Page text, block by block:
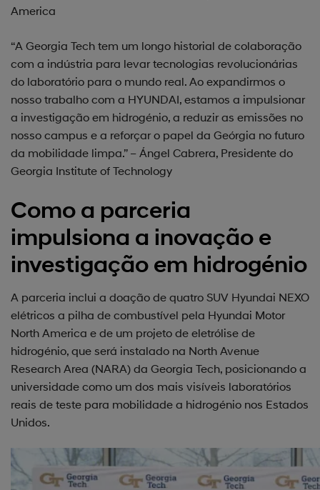
America
“A Georgia Tech tem um longo historial de colaboração
com a indústria para levar tecnologias revolucionárias
do laboratório para o mundo real. Ao expandirmos o
nosso trabalho com a HYUNDAI, estamos a impulsionar
a investigação em hidrogénio, a reduzir as emissões no
nosso campus e a reforçar o papel da Geórgia no futuro
da mobilidade limpa.” – Ángel Cabrera, Presidente do
Georgia Institute of Technology
Como a parceria
impulsiona a inovação e
investigação em hidrogénio
A parceria inclui a doação de quatro SUV Hyundai NEXO
elétricos a pilha de combustível pela Hyundai Motor
North America e de um projeto de eletrólise de
hidrogénio, que será instalado na North Avenue
Research Area (NARA) da Georgia Tech, posicionando a
universidade como um dos mais visíveis laboratórios
reais de teste para mobilidade a hidrogénio nos Estados
Unidos.